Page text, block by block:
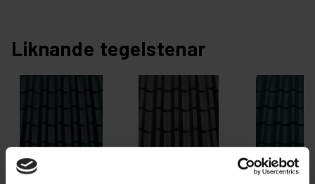
Liknande tegelstenar